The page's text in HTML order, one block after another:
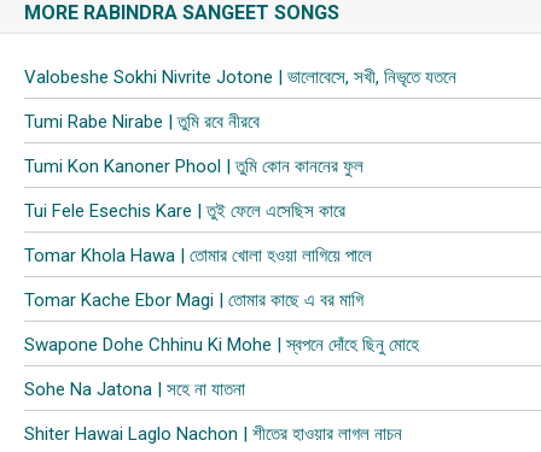
MORE RABINDRA SANGEET SONGS
Valobeshe Sokhi Nivrite Jotone | ভালোবেসে, সখী, নিভৃতে যতনে
Tumi Rabe Nirabe | তুমি রবে নীরবে
Tumi Kon Kanoner Phool | তুমি কোন কাননের ফুল
Tui Fele Esechis Kare | তুই ফেলে এসেছিস কারে
Tomar Khola Hawa | তোমার খোলা হওয়া লাগিয়ে পালে
Tomar Kache Ebor Magi | তোমার কাছে এ বর মাগি
Swapone Dohe Chhinu Ki Mohe | স্বপনে দোঁহে ছিনু মোহে
Sohe Na Jatona | সহে না যাতনা
Shiter Hawai Laglo Nachon | শীতের হাওয়ার লাগল নাচন